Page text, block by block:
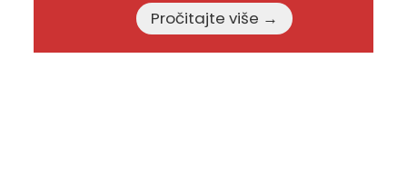
Pročitajte više →